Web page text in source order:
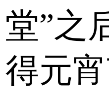
堂”之
得元